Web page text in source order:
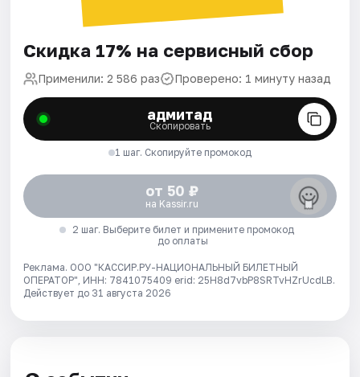
Скидка 17% на сервисный сбор
Применили: 2 586 раз Проверено: 1 минуту назад
адмитад
Скопировать
1 шаг. Скопируйте промокод
от 50 ₽
на Kassir.ru
2 шаг. Выберите билет и примените промокод
до оплаты
Реклама. ООО "КАССИР.РУ-НАЦИОНАЛЬНЫЙ БИЛЕТНЫЙ
ОПЕРАТОР", ИНН: 7841075409 erid: 25H8d7vbP8SRTvHZrUcdLB.
Действует до 31 августа 2026